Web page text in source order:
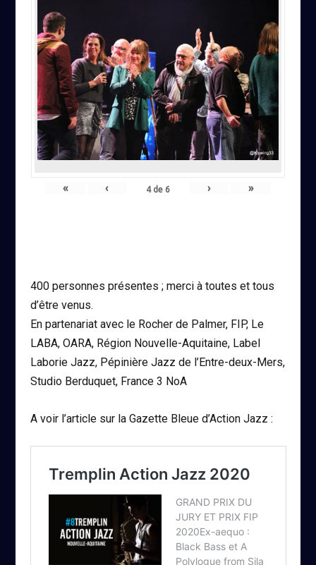
« ‹ 4de 6 › »
400 personnes présentes ; merci à toutes et tous
d’être venus.
En partenariat avec le Rocher de Palmer, FIP, Le
LABA, OARA, Région Nouvelle-Aquitaine, Label
Laborie Jazz, Pépinière Jazz de l’Entre-deux-Mers,
Studio Berduquet, France 3 NoA
A voir l’article sur la Gazette Bleue d’Action Jazz :